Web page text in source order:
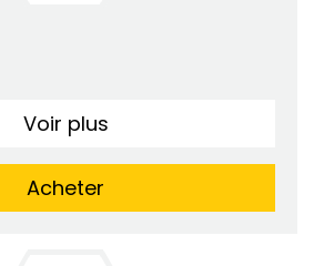
Voir plus
Acheter